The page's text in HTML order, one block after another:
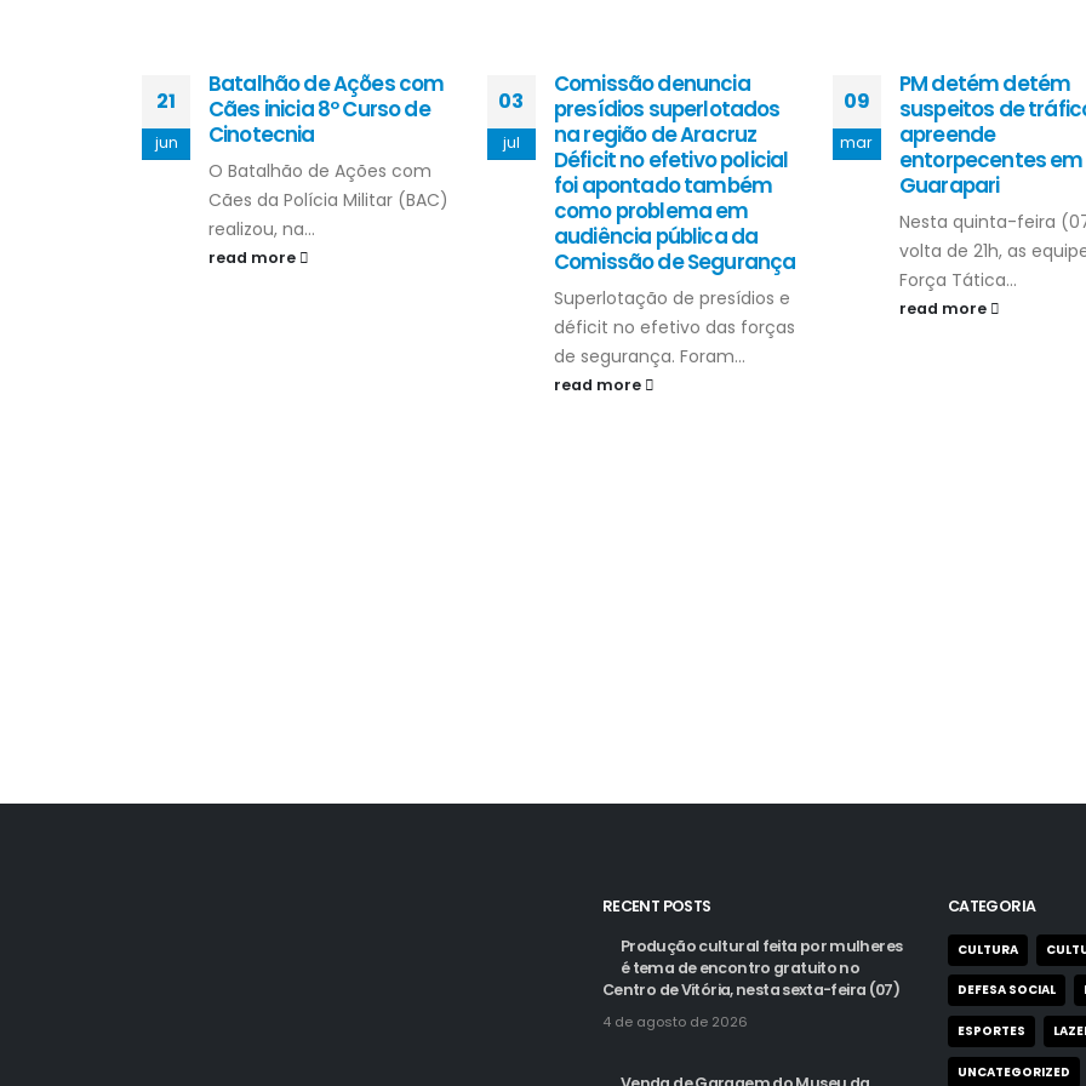
21
jun
Batalhão de Ações com
Cães inicia 8º Curso de
Cinotecnia
O Batalhão de Ações com
Cães da Polícia Militar (BAC)
realizou, na...
read more
03
jul
Comissão denuncia
presídios superlotados
na região de Aracruz
Déficit no efetivo policial
foi apontado também
como problema em
audiência pública da
Comissão de Segurança
Superlotação de presídios e
déficit no efetivo das forças
de segurança. Foram...
read more
09
mar
PM detém detém
suspeitos de
apreende
entorpecentes em
Guarapari
Nesta quinta-feira
volta de 21h, as
Força Tática...
read more
RECENT POSTS
Produção cultural feita por mulheres
é tema de encontro gratuito no
Centro de Vitória, nesta sexta-feira (07)
4 de agosto de 2026
CATEGORIA
CULTURA
DEFESA SOCIAL
ESPORTES
UNCATEGORIZED